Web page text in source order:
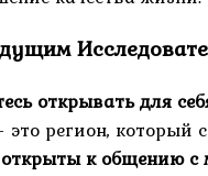
открывать для
это регион, который
открыты к общению с